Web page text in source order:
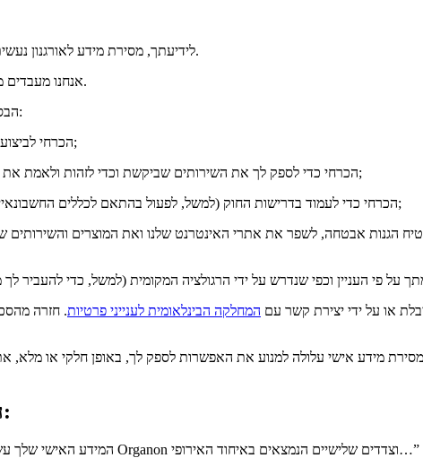
לידיעתך, מסירת מידע לאורגנון נעשית מרצונך החופשי, ואינך מחויב לפי חוק למסור מידע זה.
אנחנו מעבדים מידע אישי למטרות המפורטות במדיניות הפרטיות שלנו.
הבסיס החוקי לעיבוד המידע האישי שלך כולל עיבוד שהוא:
i. הכרחי לביצוע החוזה בינך לבין החברה או החברות המפורטות לעיל;
ii. הכרחי כדי לספק לך את השירותים שביקשת וכדי לזהות ולאמת את זהותך כדי שתוכל להשתמש באתרי האינטרנט שלנו;
iii. הכרחי כדי לעמוד בדרישות החוק (למשל, לפעול בהתאם לכללים החשבונאיים החלים ולקיים חובות גילוי לרשויות אכיפת החוק);
או על ידי יצירת קשר עם המחלקה הבינלאומית לענייני פרטיות. חזרה
מידע אישי עלולה למנוע את האפשרות לספק לך, באופן חלקי או מלא,
2. העברה בינלאומית של מידע אישי:
המידע האישי שלך עשוי להימסר לפי הצורך, למטרות הנזכרות לעיל, לישויות Organon וצדדים שלישיים הנמצאים באיחוד האירופי…”